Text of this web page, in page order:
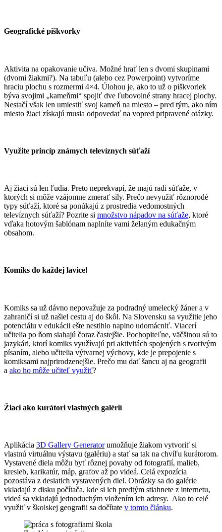
Geografické piškvorky
Aktivita na opakovanie učiva. Možné hrať len s dvomi skupinami
(dvomi žiakmi?). Na tabuľu (alebo cez Powerpoint) vytvoríme
hraciu plochu s rozmermi 4×4. Úlohou je, ako to už o piškvoriek
býva svojimi „kameňmi“ spojiť dve ľubovolné strany hracej plochy.
Nestačí však len umiestiť svoj kameň na miesto – pred tým, ako ním
miesto žiaci získajú musia odpovedať na vopred pripravené otázky.
Využite princíp známych televíznych súťaží
Aj žiaci sú len ľudia. Preto neprekvapí, že majú radi súťaže, v
ktorých si môže vzájomne zmerať sily. Prečo nevyužiť rôznorodé
typy súťaží, ktoré sa ponúkajú z prostredia vedomostných
televíznych súťaží? Pozrite si množstvo nápadov na súťaže, ktoré
vďaka hotovým šablónam naplníte vami želaným edukačným
obsahom.​
Komiks do každej lavice!
Komiks sa už dávno nepovažuje za podradný umelecký žáner a v
zahraničí si už našiel cestu aj do škôl. Na Slovensku sa využitie jeho
potenciálu v edukácii ešte nestihlo naplno udomácniť. Viacerí
učitelia po ňom siahajú čoraz častejšie. Pochopiteľne, väčšinou sú to
jazykári, ktorí komiks využívajú pri aktivitách spojených s tvorivým
písaním, alebo učitelia výtvarnej výchovy, kde je prepojenie s
komiksami najprirodzenejšie. Prečo mu dať šancu aj na geografii
a ako ho môže učiteľ využiť?
Žiaci ako kurátori vlastných galérií
Aplikácia 3D Gallery Generatorumožňuje žiakom vytvoriť si
vlastnú virtuálnu výstavu (galériu) a stať sa tak na chvíľu kurátorom.
Vystavené diela môžu byť rôznej povahy od fotografií, malieb,
kresieb, karikatúr, máp, grafov až po videá. Celá expozícia
pozostáva z desiatich vystavených diel. Obrázky sa do galérie
vkladajú z disku počítača, kde si ich predtým stiahnete z internetu,
videá sa vkladajú jednoduchým vložením ich adresy. Ako to celé
využiť v školskej geografii sa dočítate v tomto článku.